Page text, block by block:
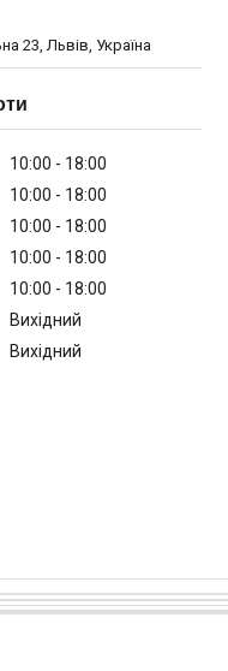
23, Львів, Україна
10:00
18:00
10:00
18:00
10:00
18:00
10:00
18:00
10:00
18:00
Вихідний
Вихідний